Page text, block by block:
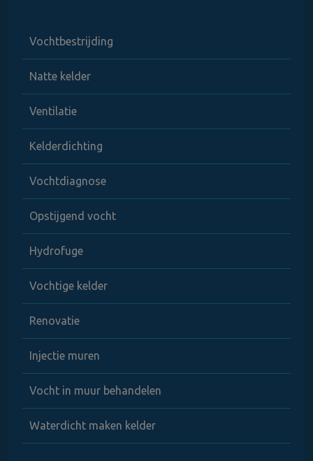
Vochtbestrijding
Natte kelder
Ventilatie
Kelderdichting
Vochtdiagnose
Opstijgend vocht
Hydrofuge
Vochtige kelder
Renovatie
Injectie muren
Vocht in muur behandelen
Waterdicht maken kelder